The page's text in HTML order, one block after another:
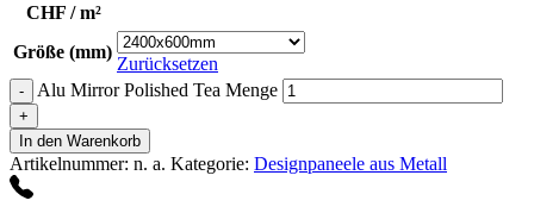
CHF / m²
Größe (mm)
Zurücksetzen
Alu Mirror Polished Tea Menge
In den Warenkorb
Artikelnummer: n. a. Kategorie: Designpaneele aus Metall